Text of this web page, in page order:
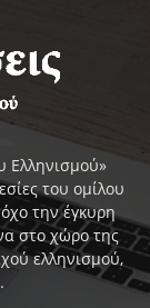
Ελληνισμού»
του ομίλου
την έγκυρη
στο χώρο της
ελληνισμού,